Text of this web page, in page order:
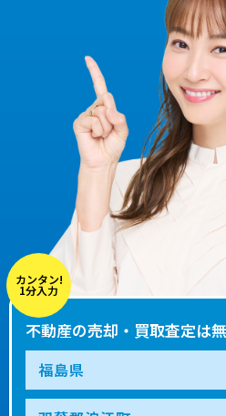
カンタン!
1分入力
不動産の売却・買取査定は